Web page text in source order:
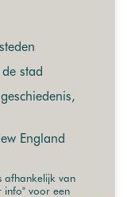
stad
England
afhankelijk van
info" voor een